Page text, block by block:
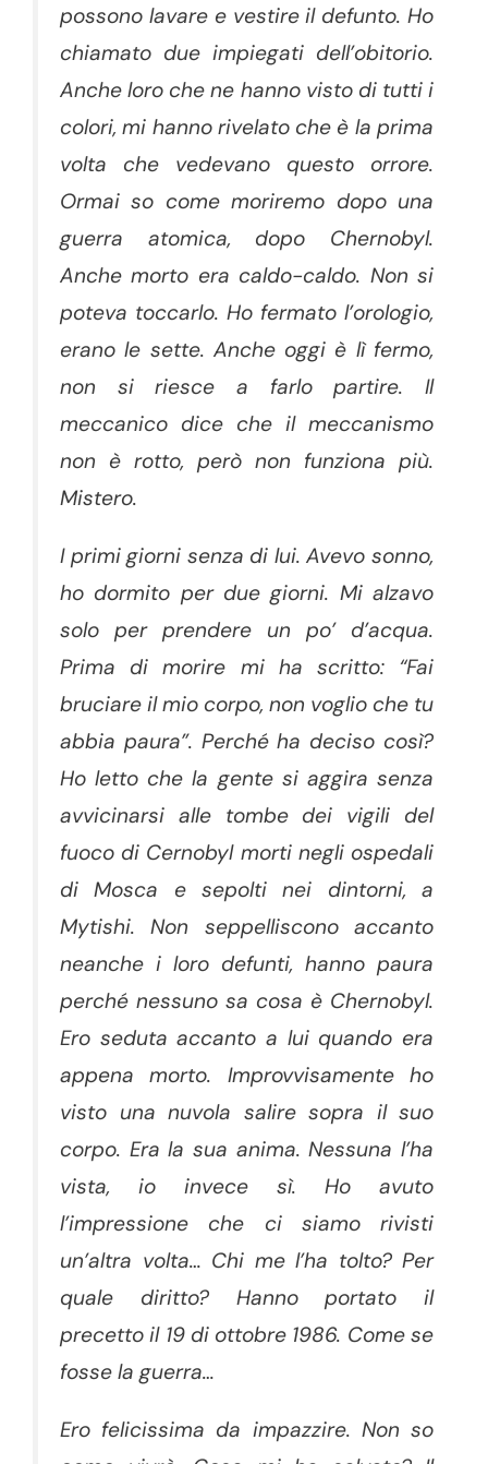
possono lavare e vestire il defunto. Ho
chiamato due impiegati dell’obitorio.
Anche loro che ne hanno visto di tutti i
colori, mi hanno rivelato che è la prima
volta che vedevano questo orrore.
Ormai so come moriremo dopo una
guerra atomica, dopo Chernobyl.
Anche morto era caldo-caldo. Non si
poteva toccarlo. Ho fermato l’orologio,
erano le sette. Anche oggi è lì fermo,
non si riesce a farlo partire. Il
meccanico dice che il meccanismo
non è rotto, però non funziona più.
Mistero.
I primi giorni senza di lui. Avevo sonno,
ho dormito per due giorni. Mi alzavo
solo per prendere un po’ d’acqua.
Prima di morire mi ha scritto: “Fai
bruciare il mio corpo, non voglio che tu
abbia paura”. Perché ha deciso così?
Ho letto che la gente si aggira senza
avvicinarsi alle tombe dei vigili del
fuoco di Cernobyl morti negli ospedali
di Mosca e sepolti nei dintorni, a
Mytishi. Non seppelliscono accanto
neanche i loro defunti, hanno paura
perché nessuno sa cosa è Chernobyl.
Ero seduta accanto a lui quando era
appena morto. Improvvisamente ho
visto una nuvola salire sopra il suo
corpo. Era la sua anima. Nessuna l’ha
vista, io invece sì. Ho avuto
l’impressione che ci siamo rivisti
un’altra volta… Chi me l’ha tolto? Per
quale diritto? Hanno portato il
precetto il 19 di ottobre 1986. Come se
fosse la guerra…
Ero felicissima da impazzire. Non so